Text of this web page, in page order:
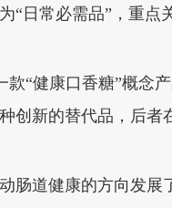
“日常必需品”，重点
款“健康口香糖”概念
创新的替代品，后
肠道健康的方向发